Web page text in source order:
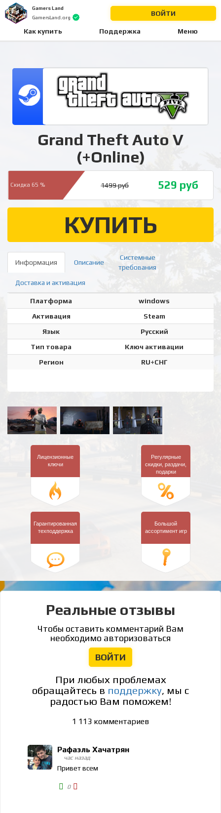
Gamers Land
GamersLand.org
ВОЙТИ
Как купить Поддержка Меню
Grand Theft Auto V
(+Online)
Скидка 65 % 1499руб 529 руб
КУПИТЬ
Информация Описание
Системные
требования
Доставка и активация
Платформа
windows
Активация
Steam
Язык
Русский
Тип товара
Ключ активации
Регион
RU+СНГ
Лицензионные
ключи
Регулярные
скидки, раздачи,
подарки
Гарантированная
техподдержка
Большой
ассортимент игр
Реальные отзывы
Чтобы оставить комментарий Вам
необходимо авторизоваться
ВОЙТИ
При любых проблемах
обращайтесь в поддержку, мы с
радостью Вам поможем!
1 113 комментариев
Рафаэль Хачатрян
час назад
Привет всем
0